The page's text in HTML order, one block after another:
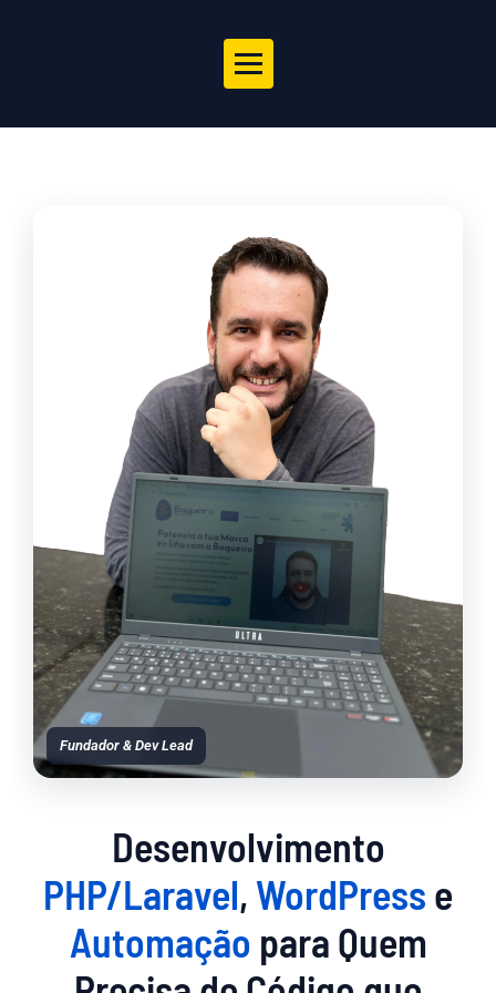
Desenvolvimento
PHP/Laravel, WordPress e
Automação para Quem
Fundador & Dev Lead